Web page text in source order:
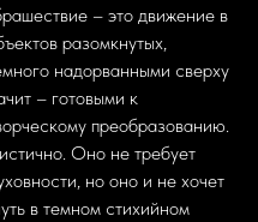
– это движение в
разомкнутых,
надорванными сверху
– готовыми к
преобразованию.
Оно не требует
но оно и не хочет
в темном стихийном